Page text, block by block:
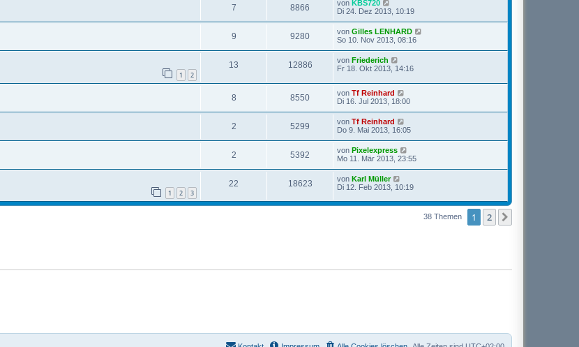
7 8866 von KBS720
Di 24. Dez 2013, 10:19
9 9280 von Gilles LENHARD
So 10. Nov 2013, 08:16
1 2
13 12886 von Friederich
Fr 18. Okt 2013, 14:16
8 8550 von Tf Reinhard
Di 16. Jul 2013, 18:00
2 5299 von Tf Reinhard
Do 9. Mai 2013, 16:05
2 5392 von Pixelexpress
Mo 11. Mär 2013, 23:55
1 2 3
22 18623 von Karl Müller
Di 12. Feb 2013, 10:19
38 Themen 1 2